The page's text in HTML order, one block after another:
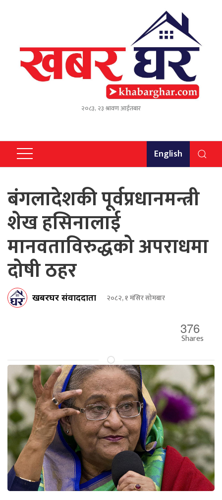
२०८३, २३ श्रावण आईतबार
English
बंगलादेशकी पूर्वप्रधानमन्त्री
शेख हसिनालाई
मानवताविरुद्धको अपराधमा
दोषी ठहर
खबरघर संवाददाता २०८२, १ मंसिर सोमबार
376
Shares